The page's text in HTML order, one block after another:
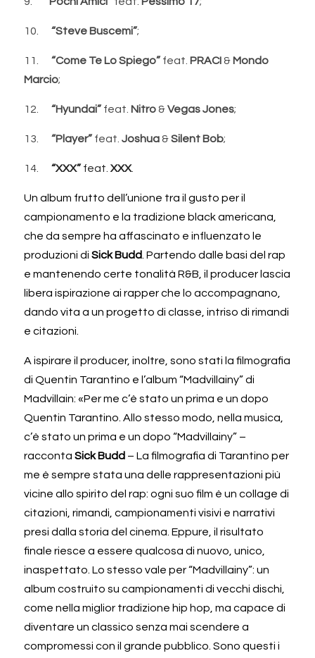
10. “Steve Buscemi”;
11. “Come Te Lo Spiego” feat. PRACI & Mondo
Marcio;
12. “Hyundai” feat. Nitro & Vegas Jones;
13. “Player” feat. Joshua & Silent Bob;
14. “XXX” feat. XXX.
Un album frutto dell’unione tra il gusto per il
campionamento e la tradizione black americana,
che da sempre ha affascinato e influenzato le
produzioni di Sick Budd . Partendo dalle basi del rap
e mantenendo certe tonalità R&B, il producer lascia
libera ispirazione ai rapper che lo accompagnano,
dando vita a un progetto di classe, intriso di rimandi
e citazioni.
A ispirare il producer, inoltre, sono stati la filmografia
di Quentin Tarantino e l’album “Madvillainy” di
Madvillain: «Per me c’è stato un prima e un dopo
Quentin Tarantino. Allo stesso modo, nella musica,
c’è stato un prima e un dopo “Madvillainy” –
racconta Sick Budd – La filmografia di Tarantino per
me è sempre stata una delle rappresentazioni più
vicine allo spirito del rap: ogni suo film è un collage di
citazioni, rimandi, campionamenti visivi e narrativi
presi dalla storia del cinema. Eppure, il risultato
finale riesce a essere qualcosa di nuovo, unico,
inaspettato. Lo stesso vale per “Madvillainy”: un
album costruito su campionamenti di vecchi dischi,
come nella miglior tradizione hip hop, ma capace di
diventare un classico senza mai scendere a
compromessi con il grande pubblico. Sono questi i